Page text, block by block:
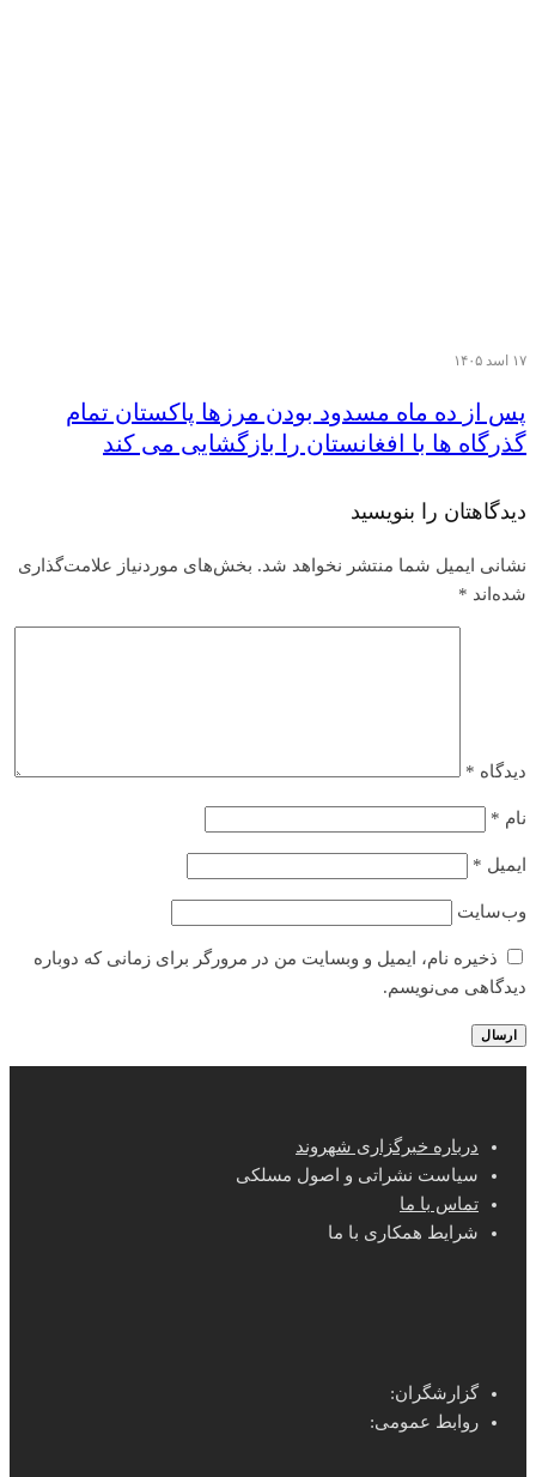
۱۷ اسد ۱۴۰۵
پس از ده ماه مسدود بودن مرزها پاکستان تمام
گذرگاه ها با افغانستان را بازگشایی می کند
دیدگاهتان را بنویسید
نشانی ایمیل شما منتشر نخواهد شد. بخش‌های موردنیاز علامت‌گذاری
شده‌اند *
دیدگاه *
نام *
ایمیل *
وب‌سایت
ذخیره نام، ایمیل و وبسایت من در مرورگر برای زمانی که دوباره
دیدگاهی می‌نویسم.
درباره خبرگزاری شهروند
سیاست نشراتی و اصول مسلکی
تماس با ما
شرایط همکاری با ما
گزارشگران:
روابط عمومی: